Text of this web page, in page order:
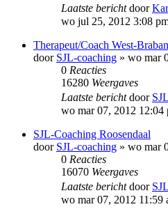
Laatste berichtdoor
wo jul 25, 2012 3:08
Therapeut/Coach West-
door SJL-coaching » wo mar
0 Reacties
16280 Weergaves
Laatste berichtdoor
wo mar 07, 2012 12:04
SJL-Coaching Roosendaal
door SJL-coaching » wo mar
0 Reacties
16070 Weergaves
Laatste berichtdoor
wo mar 07, 2012 11:59